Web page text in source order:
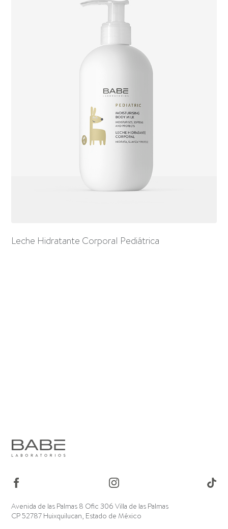
Leche Hidratante Corporal Pediátrica
Avenida de las Palmas 8 Ofic 306 Villa de las Palmas
CP 52787 Huixquilucan, Estado de México